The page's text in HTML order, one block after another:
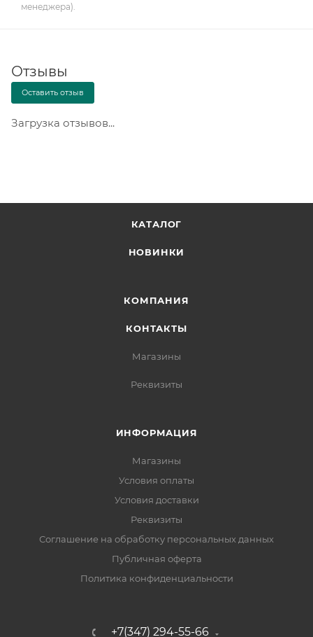
менеджера).
Отзывы
Оставить отзыв
Загрузка отзывов...
КАТАЛОГ
НОВИНКИ
КОМПАНИЯ
КОНТАКТЫ
Магазины
Реквизиты
ИНФОРМАЦИЯ
Магазины
Условия оплаты
Условия доставки
Реквизиты
Соглашение на обработку персональных данных
Публичная оферта
Политика конфиденциальности
+7(347) 294-55-66